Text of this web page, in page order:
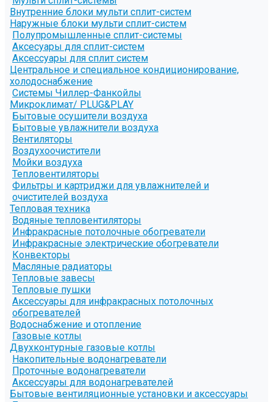
Внутренние блоки мульти сплит-систем
Наружные блоки мульти сплит-систем
Полупромышленные сплит-системы
Аксесуары для сплит-систем
Аксессуары для сплит систем
Центральное и специальное кондиционирование,
холодоснабжение
Системы Чиллер-Фанкойлы
Микроклимат/ PLUG&PLAY
Бытовые осушители воздуха
Бытовые увлажнители воздуха
Вентиляторы
Воздухоочистители
Мойки воздуха
Тепловентиляторы
Фильтры и картриджи для увлажнителей и
очистителей воздуха
Тепловая техника
Водяные тепловентиляторы
Инфракрасные потолочные обогреватели
Инфракрасные электрические обогреватели
Конвекторы
Масляные радиаторы
Тепловые завесы
Тепловые пушки
Аксессуары для инфракрасных потолочных
обогревателей
Водоснабжение и отопление
Газовые котлы
Двухконтурные газовые котлы
Накопительные водонагреватели
Проточные водонагреватели
Аксессуары для водонагревателей
Бытовые вентиляционные установки и аксессуары